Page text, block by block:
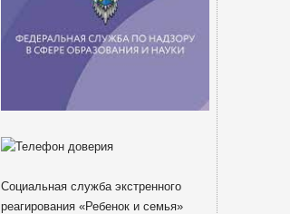
Социальная служба экстренного
реагирования «Ребенок и семья»